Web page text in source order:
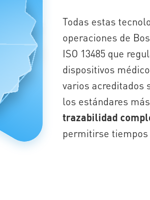
Todas estas
operaciones de
ISO 13485 que
dispositivos
varios acreditados
los estándares
trazabilidad
permitirse tiempos